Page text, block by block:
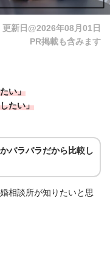
更新日@2026年08月01日
PR掲載も含みます
い」
たい」
バラバラだから比較し
相談所が知りたいと思